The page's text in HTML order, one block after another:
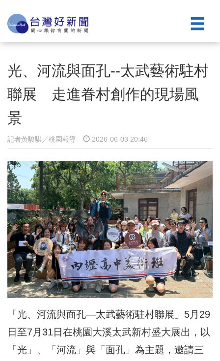
光、河流與面孔--太武藝術駐村
聯展 走進眷村創作的現場風
景
記者黃駿騏／桃園報導 2026-06-03 20:46
「光、河流與面孔—太武藝術駐村聯展」5月29
日至7月31日在桃園大溪太武新村盛大展出，以
「光」、「河流」與「面孔」為主題，邀請三